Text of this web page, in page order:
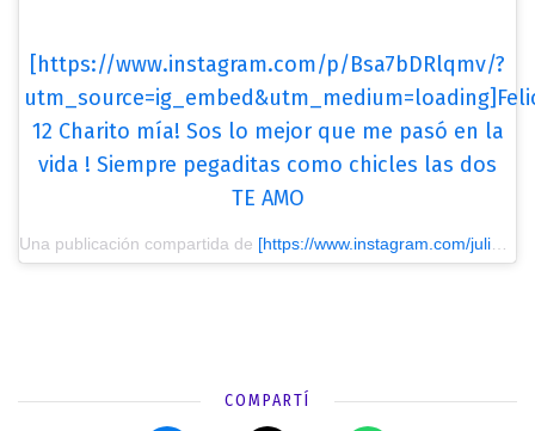
[https://www.instagram.com/p/Bsa7bDRlqmv/?
12 Charito mía! Sos lo mejor que me pasó en la
vida ! Siempre pegaditas como chicles las dos
TE AMO
Una publicación compartida de [https://www.instagram.com/julietacardinali/?utm_source=ig_embed&utm_medium=loading] Julieta Cardinali
COMPARTÍ